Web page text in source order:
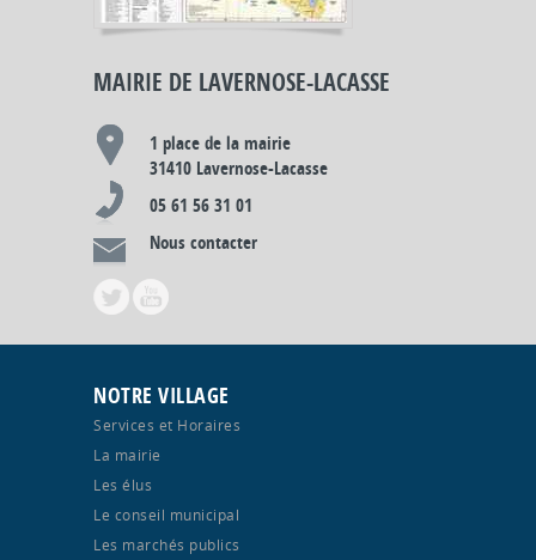
MAIRIE DE LAVERNOSE-LACASSE
1 place de la mairie
31410 Lavernose-Lacasse
05 61 56 31 01
Nous contacter
NOTRE VILLAGE
Services et Horaires
La mairie
Les élus
Le conseil municipal
Les marchés publics